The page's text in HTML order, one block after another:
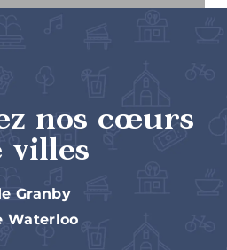
nos cœurs
villes
Granby
Waterloo